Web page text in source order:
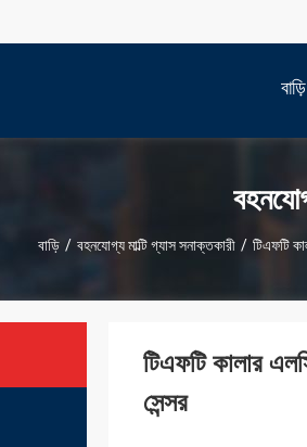
বাড়ি
বাড়ি / বহনযোগ্য মাল্টি গ্যাস সনাক্তকারী / টিএফটি
টিএফটি কালার
সেন্সর